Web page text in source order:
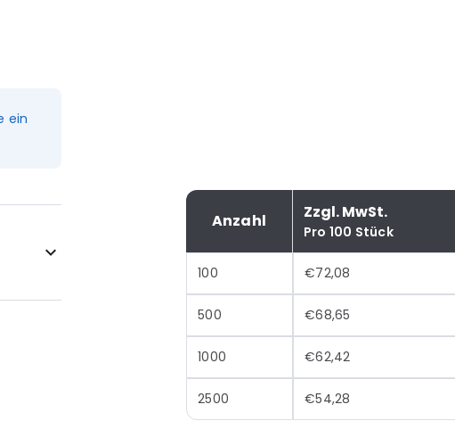
Anzahl Zzgl. MwSt.
Pro 100 Stück
100 €72,08
500 €68,65
1000 €62,42
2500 €54,28
ein